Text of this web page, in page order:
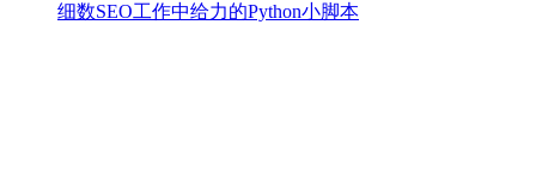
细数SEO工作中给力的Python小脚本